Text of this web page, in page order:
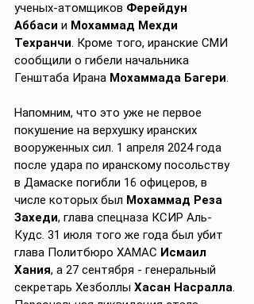
ученых-атомщиков Ферейдун
Аббаси и Мохаммад Мехди
Техранчи. Кроме того, иранские СМИ
сообщили о гибели начальника
Генштаба Ирана Мохаммада Багери.
Напомним, что это уже не первое
покушение на верхушку иранских
вооруженных сил. 1 апреля 2024 года
после удара по иранскому посольству
в Дамаске погибли 16 офицеров, в
числе которых был Мохаммад Реза
Захеди, глава спецназа КСИР Аль-
Кудс. 31 июля того же года был убит
глава Политбюро ХАМАС Исмаил
Хания, а 27 сентября - генеральный
секретарь Хезболлы Хасан Насралла.